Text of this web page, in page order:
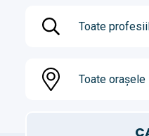
Toate
Toate orașele